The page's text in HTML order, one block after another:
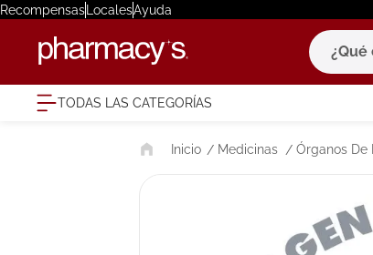
RecompensasLocalesAyuda
¿Qué
TODAS LAS CATEGORÍAS
Medicinas Órganos De
1 .
3.